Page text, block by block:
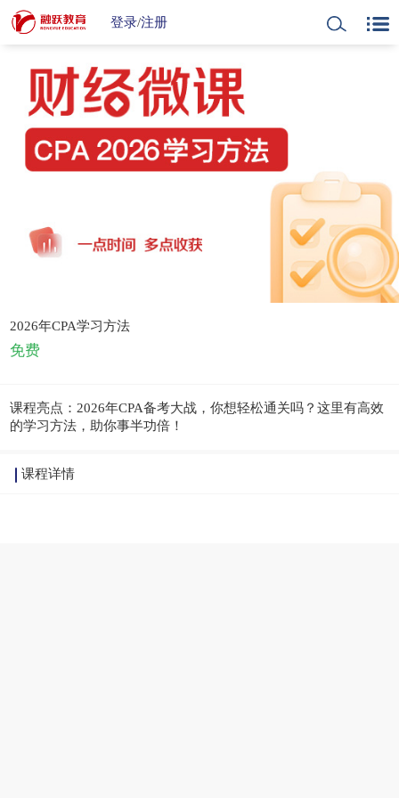
登录/注册
2026年CPA学习方法
免费
课程亮点： 2026年CPA备考大战，你想轻松通关吗？这里有高效
的学习方法，助你事半功倍！
课程详情